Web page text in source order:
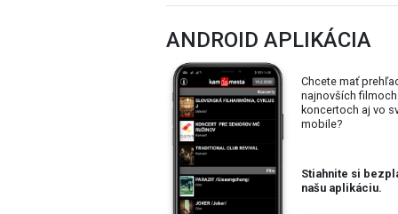
ANDROID APLIKÁCIA
Chcete mať
najnovších
koncertoch aj vo
mobile?
Stiahnite si
našu aplikáciu.